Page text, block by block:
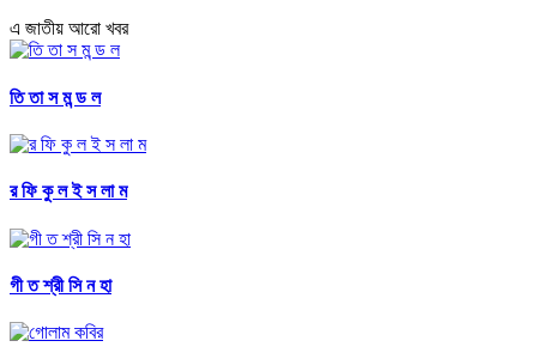
এ জাতীয় আরো খবর
তি তা স ম ন্ড ল
র ফি কু ল ই স লা ম
গী ত শ্রী সি ন হা